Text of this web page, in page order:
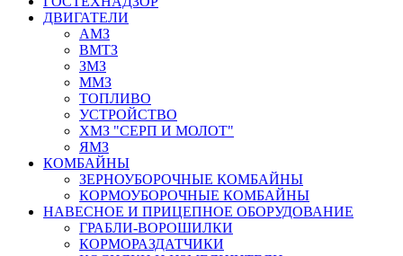
ДВИГАТЕЛИ
АМЗ
ВМТЗ
ЗМЗ
ММЗ
ТОПЛИВО
УСТРОЙСТВО
ХМЗ "СЕРП И МОЛОТ"
ЯМЗ
КОМБАЙНЫ
ЗЕРНОУБОРОЧНЫЕ КОМБАЙНЫ
КОРМОУБОРОЧНЫЕ КОМБАЙНЫ
НАВЕСНОЕ И ПРИЦЕПНОЕ ОБОРУДОВАНИЕ
ГРАБЛИ-ВОРОШИЛКИ
КОРМОРАЗДАТЧИКИ